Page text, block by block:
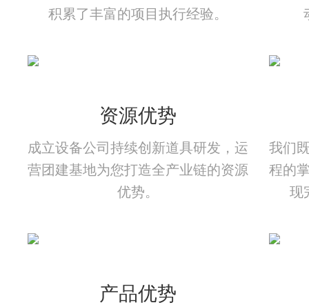
积累了丰富的项目执行经验。
资源优势
成立设备公司持续创新道具研发，运
营团建基地为您打造全产业链的资源
优势。
我们
程的
现
产品优势